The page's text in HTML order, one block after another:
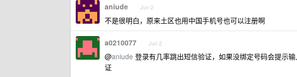
aniude Jun 2
不是很明白，原来土区也用中国手机号也可以注册啊
a0210077 Jun 2
@aniude 登录有几率跳出短信验证，如果没绑定号码会提示
证